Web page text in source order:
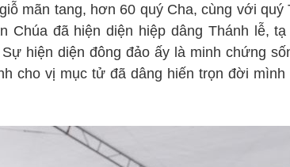
mãn tang, hơn 60 quý Cha, cùng với quý
Chúa đã hiện diện hiệp dâng Thánh lễ,
hiện diện đông đảo ấy là minh chứng
cho vị mục tử đã dâng hiến trọn đời